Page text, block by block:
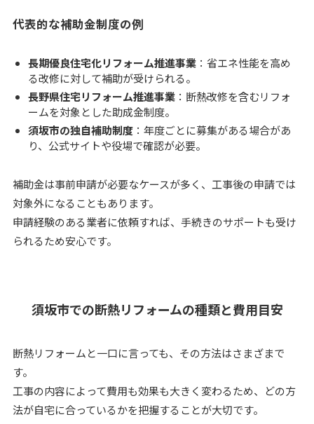
代表的な補助金制度の例
長期優良住宅化リフォーム推進事業 ：省エネ性能を高め
る改修に対して補助が受けられる。
長野県住宅リフォーム推進事業 ：断熱改修を含むリフォ
ームを対象とした助成金制度。
須坂市の独自補助制度 ：年度ごとに募集がある場合があ
り、公式サイトや役場で確認が必要。
補助金は事前申請が必要なケースが多く、工事後の申請では
対象外になることもあります。
申請経験のある業者に依頼すれば、手続きのサポートも受け
られるため安心です。
須坂市での断熱リフォームの種類と費用目安
断熱リフォームと一口に言っても、その方法はさまざまで
す。
工事の内容によって費用も効果も大きく変わるため、どの方
法が自宅に合っているかを把握することが大切です。